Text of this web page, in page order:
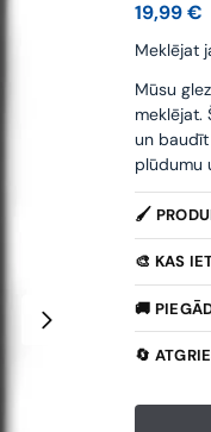
19,99€
Meklējat
Mūsu
meklējat.
un
plūdumu
🖌️
🎨 KAS
🚚
🔄